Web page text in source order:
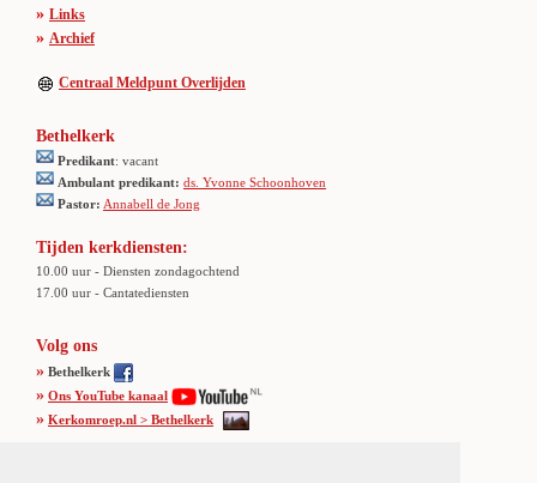
» Links
» Archief
Centraal Meldpunt Overlijden
Bethelkerk
Predikant: vacant
Ambulant predikant: ds. Yvonne Schoonhoven
Pastor: Annabell de Jong
Tijden kerkdiensten:
10.00 uur - Diensten zondagochtend
17.00 uur - Cantatediensten
Volg ons
» Bethelkerk
» Ons YouTube kanaal
» Kerkomroep.nl > Bethelkerk